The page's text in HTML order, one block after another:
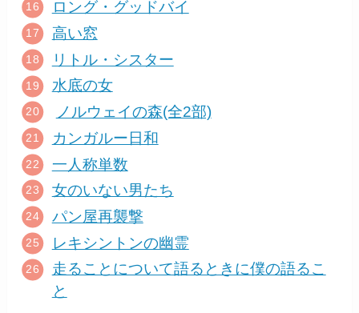
ロング・グッドバイ
高い窓
リトル・シスター
水底の女
ノルウェイの森(全2部)
カンガルー日和
一人称単数
女のいない男たち
パン屋再襲撃
レキシントンの幽霊
走ることについて語るときに僕の語るこ
と